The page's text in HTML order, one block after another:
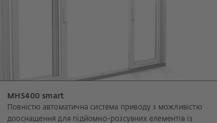
MHS400 smart
Повністю автоматична система приводу з можливістю
дооснащення для підйомно-розсувних елементів із